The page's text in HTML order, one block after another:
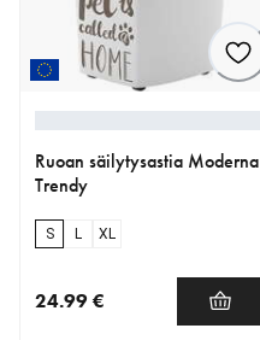
Ruoan säilytysastia Moderna
Trendy
S L XL
24.99 €